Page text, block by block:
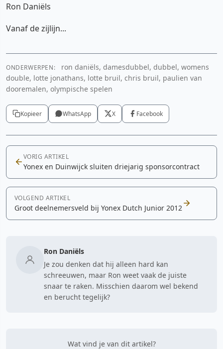
Ron Daniëls
Vanaf de zijlijn...
ONDERWERPEN:
ron daniëls, damesdubbel, dubbel, womens
double, lotte jonathans, lotte bruil, chris bruil, paulien van
dooremalen, olympische spelen
Kopieer WhatsApp X Facebook
VORIG ARTIKEL
Yonex en Duinwijck sluiten driejarig sponsorcontract
VOLGEND ARTIKEL
Groot deelnemersveld bij Yonex Dutch Junior 2012
Ron Daniëls
Je zou denken dat hij alleen hard kan
schreeuwen, maar Ron weet vaak de juiste
snaar te raken. Misschien daarom wel bekend
en berucht tegelijk?
Wat vind je van dit artikel?